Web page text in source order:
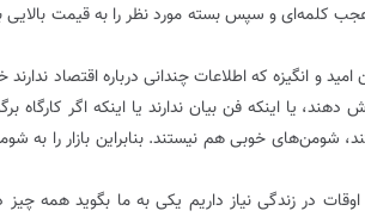
کلمه‌ای و سپس بسته مورد نظر را به قیمت بالایی
و انگیزه که اطلاعات چندانی درباره اقتصاد
یا اینکه فن بیان ندارند یا اینکه اگر کارگاه
شومن‌های خوبی هم نیستند. بنابراین بازار را به
در زندگی نیاز داریم یکی به ما بگوید همه